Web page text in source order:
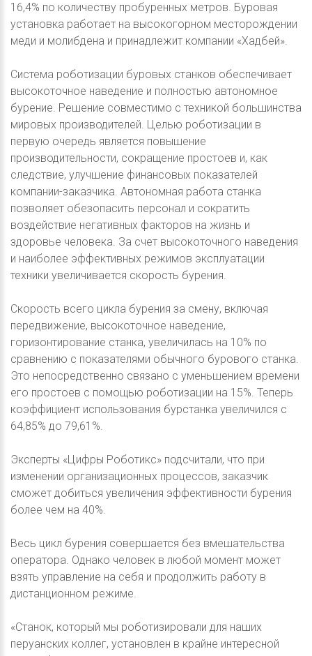
16,4% по количеству пробуренных метров. Буровая
установка работает на высокогорном месторождении
меди и молибдена и принадлежит компании «Хадбей».
Система роботизации буровых станков обеспечивает
высокоточное наведение и полностью автономное
бурение. Решение совместимо с техникой большинства
мировых производителей. Целью роботизации в
первую очередь является повышение
производительности, сокращение простоев и, как
следствие, улучшение финансовых показателей
компании-заказчика. Автономная работа станка
позволяет обезопасить персонал и сократить
воздействие негативных факторов на жизнь и
здоровье человека. За счет высокоточного наведения
и наиболее эффективных режимов эксплуатации
техники увеличивается скорость бурения.
Скорость всего цикла бурения за смену, включая
передвижение, высокоточное наведение,
горизонтирование станка, увеличилась на 10% по
сравнению с показателями обычного бурового станка.
Это непосредственно связано с уменьшением времени
его простоев с помощью роботизации на 15%. Теперь
коэффициент использования бурстанка увеличился с
64,85% до 79,61%.
Эксперты «Цифры Роботикс» подсчитали, что при
изменении организационных процессов, заказчик
сможет добиться увеличения эффективности бурения
более чем на 40%.
Весь цикл бурения совершается без вмешательства
оператора. Однако человек в любой момент может
взять управление на себя и продолжить работу в
дистанционном режиме.
«Станок, который мы роботизировали для наших
перуанских коллег, установлен в крайне интересной